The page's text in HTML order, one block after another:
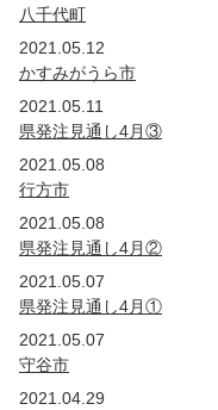
八千代町
2021.05.12
かすみがうら市
2021.05.11
県発注見通し4月③
2021.05.08
行方市
2021.05.08
県発注見通し4月②
2021.05.07
県発注見通し4月①
2021.05.07
守谷市
2021.04.29